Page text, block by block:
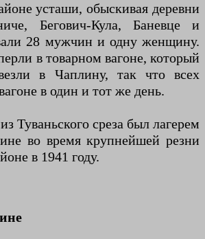
усташи, обыскивая деревни
Бегович-Кула, Баневце и
28 мужчин и одну женщину.
в товарном вагоне, который
в Чаплину, так что всех
в один и тот же день.
Туваньского среза был лагерем
во время крупнейшей резни
в 1941 году.